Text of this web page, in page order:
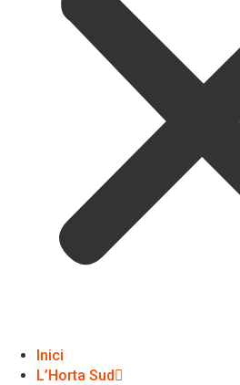
Inici
L’Horta Sud